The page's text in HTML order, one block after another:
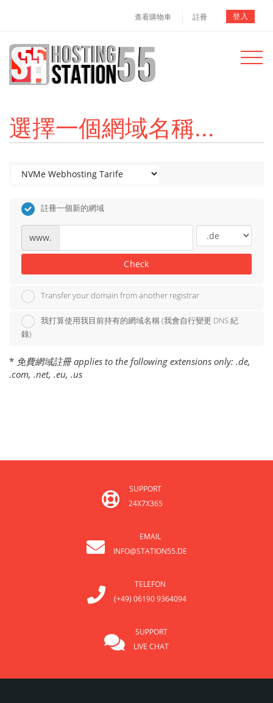
查看購物車 註冊 登入
Toggle
選擇一個網域名稱...
註冊一個新的網域
www.
Check
Transfer your domain from another registrar
我打算使用我目前持有的網域名稱 (我會自行變更 DNS 紀
錄)
* 免費網域註冊 applies to the following extensions only: .de,
.com, .net, .eu, .us
SUPPORT
24X7X365
EMAIL
INFO@STATION55.DE
TELEFON
(+49) 06190 9364094
SUPPORT
LIVE CHAT